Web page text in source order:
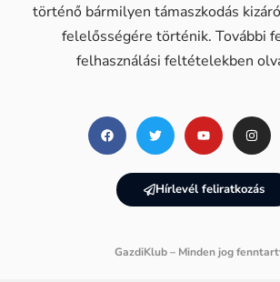
történő bármilyen támaszkodás
felelősségére történik. További
felhasználási feltételekben
Hírlevél feliratkozás
GazdiKlub – Minden jog